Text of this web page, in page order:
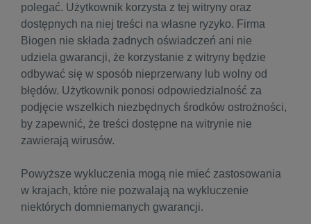
polegać. Użytkownik korzysta z tej witryny oraz
dostępnych na niej treści na własne ryzyko. Firma
Biogen nie składa żadnych oświadczeń ani nie
udziela gwarancji, że korzystanie z witryny będzie
odbywać się w sposób nieprzerwany lub wolny od
błędów. Użytkownik ponosi odpowiedzialność za
podjęcie wszelkich niezbędnych środków ostrożności,
by zapewnić, że treści dostępne na witrynie nie
zawierają wirusów.
Powyższe wykluczenia mogą nie mieć zastosowania
w krajach, które nie pozwalają na wykluczenie
niektórych domniemanych gwarancji.